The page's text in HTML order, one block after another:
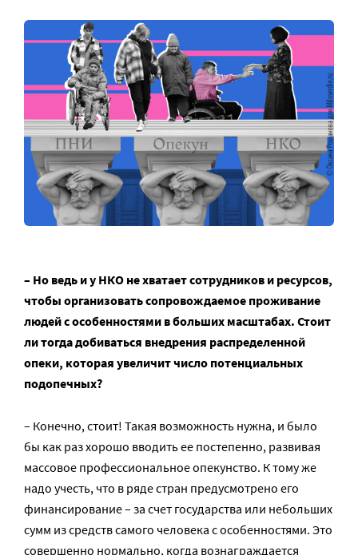
– Но ведь и у НКО не хватает сотрудников и ресурсов,
чтобы организовать сопровождаемое проживание
людей с особенностями в больших масштабах. Стоит
ли тогда добиваться внедрения распределенной
опеки, которая увеличит число потенциальных
подопечных?
– Конечно, стоит! Такая возможность нужна, и было
бы как раз хорошо вводить ее постепенно, развивая
массовое профессиональное опекунство. К тому же
надо учесть, что в ряде стран предусмотрено его
финансирование – за счет государства или небольших
сумм из средств самого человека с особенностями. Это
совершенно нормально, когда вознаграждается